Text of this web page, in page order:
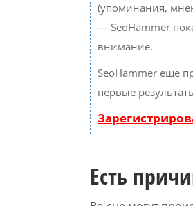
(упоминания,
— SeoHammer
внимание.
SeoHammer еще
первые
Есть